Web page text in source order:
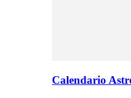
Calendario